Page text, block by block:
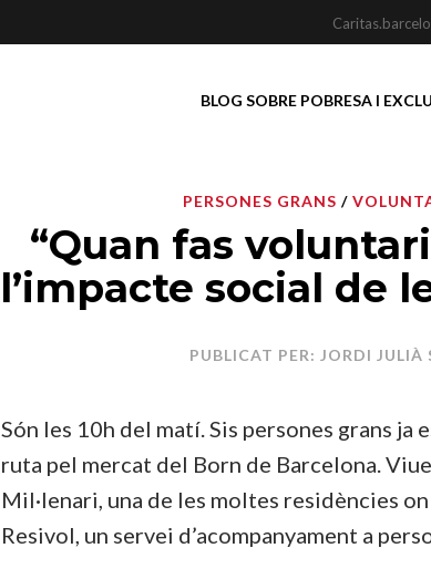
BLOG SOBRE POBRESA I
PERSONES GRANS /
“Quan fas
l’impacte social de
PUBLICAT PER: JORDI JULIÀ
Són les 10h del matí. Sis persones grans
ruta pel mercat del Born de Barcelona.
Mil·lenari, una de les moltes residències
Resivol, un servei d’acompanyament a